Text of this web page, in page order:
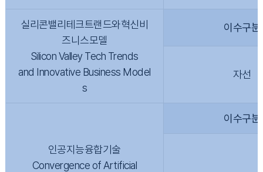
실리콘밸리테크트랜드와혁신비
즈니스모델
Silicon Valley Tech Trends
and Innovative Business Model
s
이수구분
자선
인공지능융합기술
Convergence of Artificial
이수구분